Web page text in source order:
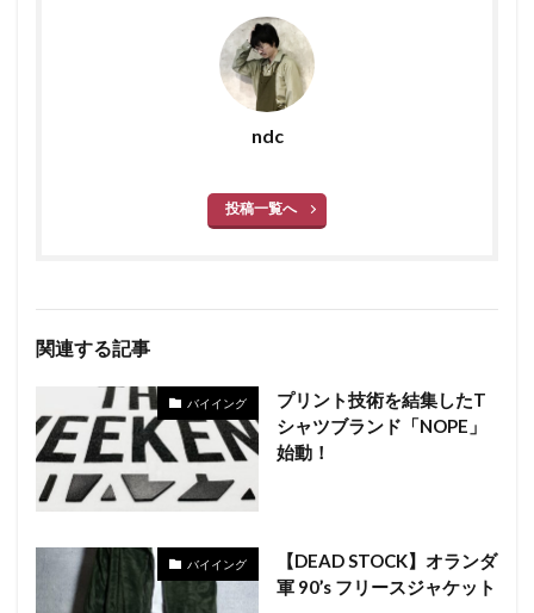
ndc
投稿一覧へ
関連する記事
バイイング
プリント技術を結集したT
シャツブランド「NOPE」
始動！
バイイング
【DEAD STOCK】オランダ
軍 90’s フリースジャケット